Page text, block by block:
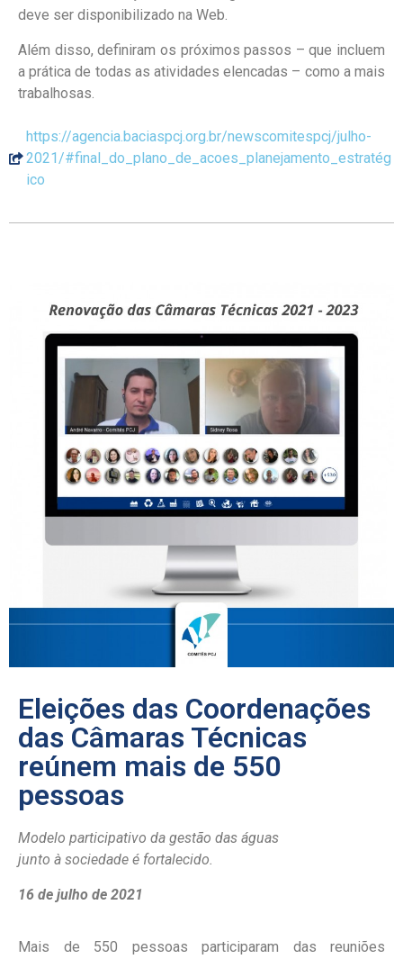
deve ser disponibilizado na Web.
Além disso, definiram os próximos passos – que incluem
a prática de todas as atividades elencadas – como a mais
trabalhosas.
https://agencia.baciaspcj.org.br/newscomitespcj/julho-
2021/#final_do_plano_de_acoes_planejamento_estratég
ico
Eleições das Coordenações
das Câmaras Técnicas
reúnem mais de 550
pessoas
Modelo participativo da gestão das águas
junto à sociedade é fortalecido.
16 de julho de 2021
Mais de 550
pessoas participaram das reuniões